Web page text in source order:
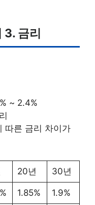
금리
~ 2.4%
따른 금리 차이가
20년 30년
1.85% 1.9%